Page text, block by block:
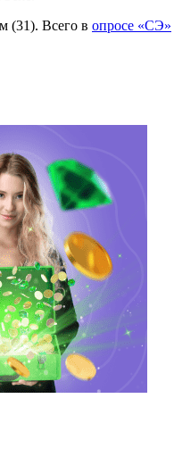
(31). Всего в опросе «СЭ»